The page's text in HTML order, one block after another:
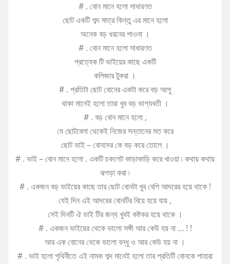
# . বোন মানে হলো সাধারণত
ছোট একটি শব্দ মাত্র কিন্তু এর মানে হলো
অনেক বড় ধরনের পাওনা ।
# . বোন মানে হলো সাধারণত
প্রত্যেক টি ভাইয়ের কাছে একটি
কলিজার টুকরা ।
# . প্রতিটা ছোট বোনের একটা করে বড় আপু
থাকা মানেই হলো তারা খুব বড় ভাগ্যবতী ।
# . বড় বোন মানে হলো ,
যে ছোটবেলা থেকেই নিজের সন্তানের মত করে
ছোট ভাই – বোনদের কে বড় করে তোলে ।
# . ভাই – বোন মানে হলো . একটি চকলেট কাড়াকাড়ি করে খাওয়া ৷ কথায় কথায়
ঝগড়া করা ৷
# . একজন বড় ভাইয়ের কাছে তার ছোট বোনটা খুব বেশি আদরের হয়ে থাকে !
যেই দিন এই আদরের বোনটির বিয়ে হয়ে যায় ,
সেই দিনটি ঐ ভাই টির জন্য খুবই কষ্টকর হয়ে থাকে ।
# . একজন ভাইয়ের থেকে ভালো সঙ্গী আর কেউ হয় না … ! !
আর এক বোনের থেকে ভালো বন্ধু ও আর কেউ হয় না ।
# . ভাই হলো পৃথিবীতে এই নামক শব্দ মানেই হলো তার প্রতিটি বোনকে পাহারা